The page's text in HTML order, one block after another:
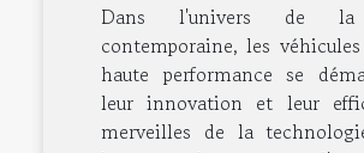
Dans l'univers de la
contemporaine, les
haute performance se
leur innovation et leur
merveilles de la